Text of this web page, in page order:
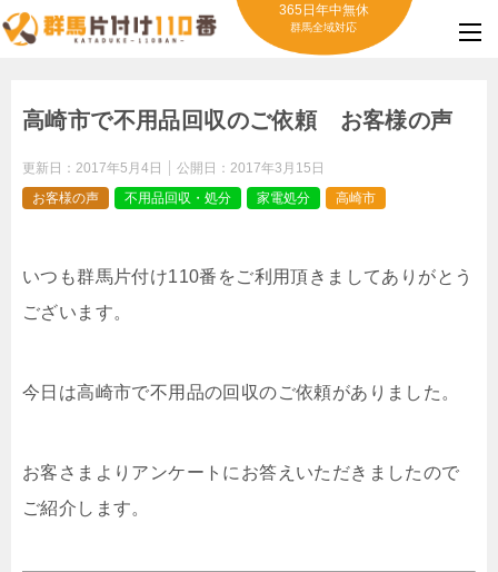
365日年中無休
群馬全域対応
高崎市で不用品回収のご依頼 お客様の声
更新日： 2017年5月4日 公開日： 2017年3月15日
お客様の声
不用品回収・処分 家電処分 高崎市
いつも群馬片付け110番をご利用頂きましてありがとう
ございます。
今日は高崎市で不用品の回収のご依頼がありました。
お客さまよりアンケートにお答えいただきましたので
ご紹介します。